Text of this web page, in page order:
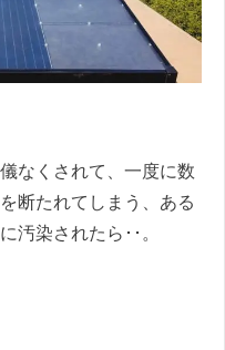
なくされて、一度に数
断たれてしまう、ある
汚染されたら･･。